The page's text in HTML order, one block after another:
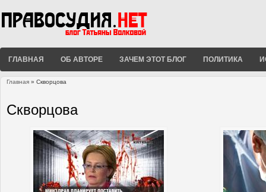
ГЛАВНАЯ ОБ АВТОРЕ ЗАЧЕМ ЭТОТ БЛОГ ПОЛИТИКА
Главная » Скворцова
Скворцова